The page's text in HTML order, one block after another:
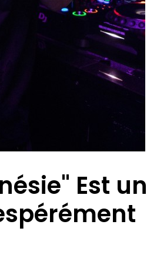
Est un